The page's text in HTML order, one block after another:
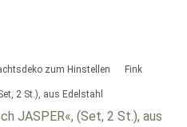
zum Hinstellen Fink
2 St.), aus Edelstahl